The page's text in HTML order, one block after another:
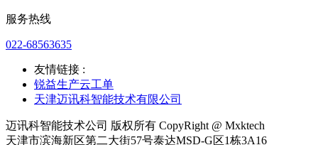
服务热线
022-68563635
友情链接 :
锐益生产云工单
天津迈讯科智能技术有限公司
迈讯科智能技术公司 版权所有 CopyRight @ Mxktech
天津市滨海新区第二大街57号泰达MSD-G区1栋3A16